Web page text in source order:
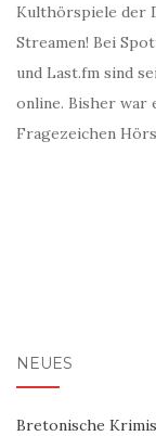
Kulthörspiele der
Streamen! Bei
und Last.fm sind
online. Bisher war
Fragezeichen
NEUES
Bretonische